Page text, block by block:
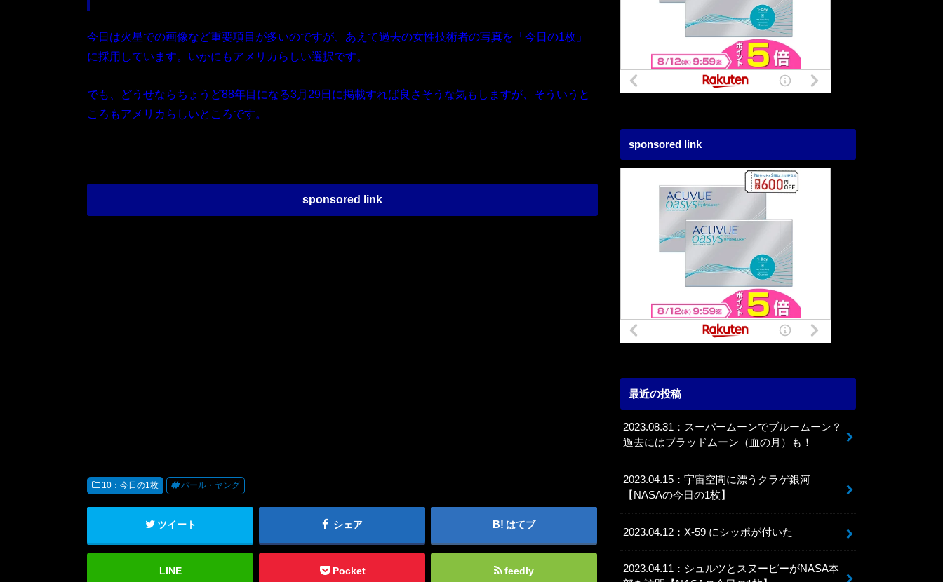
今日は火星での画像など重要項目が多いのですが、あえて過去の女性技術者の写真を「今日の1枚」
に採用しています。いかにもアメリカらしい選択です。
でも、どうせならちょうど88年目になる3月29日に掲載すれば良さそうな気もしますが、そういうと
ころもアメリカらしいところです。
sponsored link
10：今日の1枚 パール・ヤング
ツイート シェア はてブ
LINE Pocket feedly
sponsored link
最近の投稿
2023.08.31：スーパームーンでブルームーン？
過去にはブラッドムーン（血の月）も！
2023.04.15：宇宙空間に漂うクラゲ銀河
【NASAの今日の1枚】
2023.04.12：X-59 にシッポが付いた
2023.04.11：シュルツとスヌーピーがNASA本